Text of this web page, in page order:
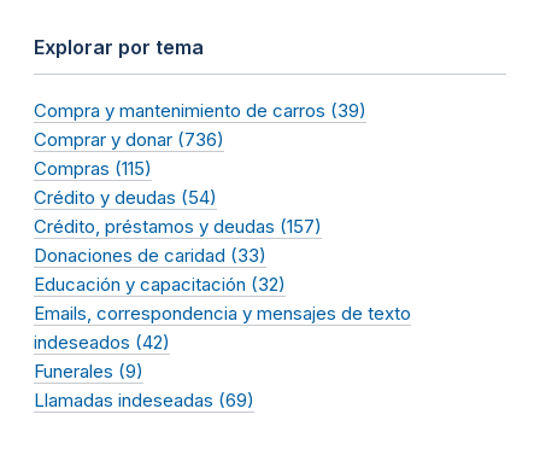
Explorar por tema
Compra y mantenimiento de carros (39)
Comprar y donar (736)
Compras (115)
Crédito y deudas (54)
Crédito, préstamos y deudas (157)
Donaciones de caridad (33)
Educación y capacitación (32)
Emails, correspondencia y mensajes de texto
indeseados (42)
Funerales (9)
Llamadas indeseadas (69)